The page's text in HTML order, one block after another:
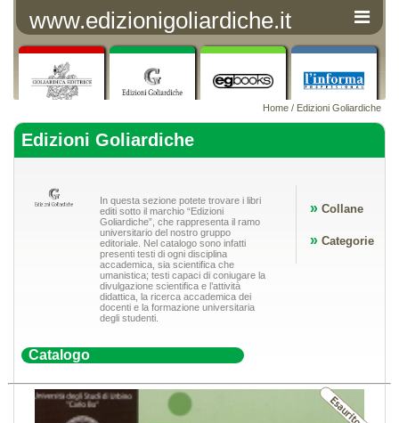
www.edizionigoliardiche.it
Home / Edizioni Goliardiche
Edizioni Goliardiche
In questa sezione potete trovare i libri
editi sotto il marchio “Edizioni
Goliardiche”, che rappresenta il ramo
universitario del nostro gruppo
editoriale. Nel catalogo sono infatti
presenti testi di ogni disciplina
accademica, sia scientifica che
umanistica; testi capaci di coniugare la
divulgazione scientifica e l’attività
didattica, la ricerca accademica dei
docenti e la formazione universitaria
degli studenti.
»Collane
»Categorie
Catalogo